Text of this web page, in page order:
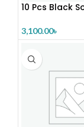
10 Pcs Black
3,100.00৳